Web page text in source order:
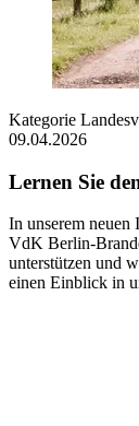
Kategorie
09.04.2026
Lernen Sie
In unserem
VdK Berlin-
unterstützen und
einen Einblick in